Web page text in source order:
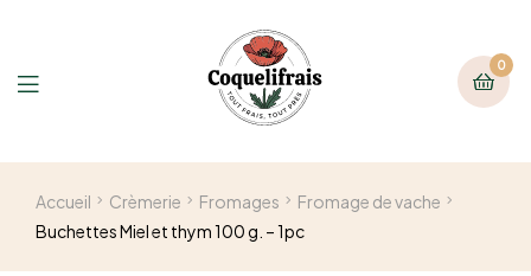
0
Accueil Crèmerie Fromages
Fromage de vache
Buchettes Miel et thym 100 g. – 1pc